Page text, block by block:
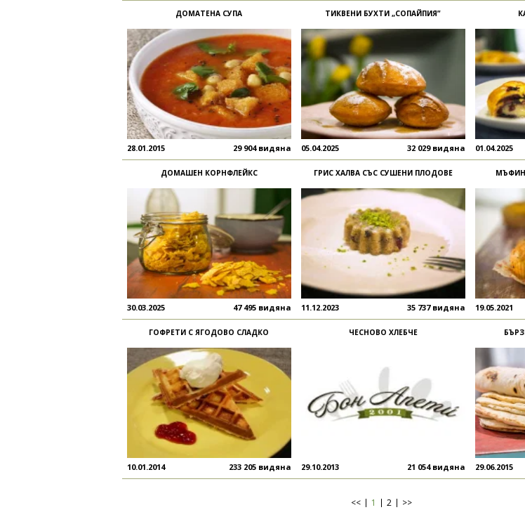
ДОМАТЕНА СУПА
28.01.2015 29 904 видяна
ТИКВЕНИ БУХТИ „СОПАЙПИЯ”
05.04.2025 32 029 видяна 01.04.2025
ДОМАШЕН КОРНФЛЕЙКС
30.03.2025 47 495 видяна
ГРИС ХАЛВА СЪС СУШЕНИ ПЛОДОВЕ
11.12.2023 35 737 видяна 19.05.2021
ГОФРЕТИ С ЯГОДОВО СЛАДКО
10.01.2014 233 205 видяна
ЧЕСНОВО ХЛЕБЧЕ
29.10.2013 21 054 видяна 29.06.2015
<< 1 2 >>